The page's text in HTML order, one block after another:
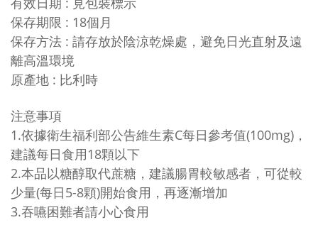
保存期限 : 18個月
保存方法 : 請存放於陰涼乾燥處，避免日光直射及遠
離高溫環境
原產地 : 比利時
注意事項
1.依據衛生福利部公告維生素C每日參考值(100mg)，
建議每日食用18顆以下
2.本品以糖醇取代蔗糖，建議腸胃較敏感者，可從較
少量(每日5-8顆)開始食用，再逐漸增加
3.吞嚥困難者請小心食用